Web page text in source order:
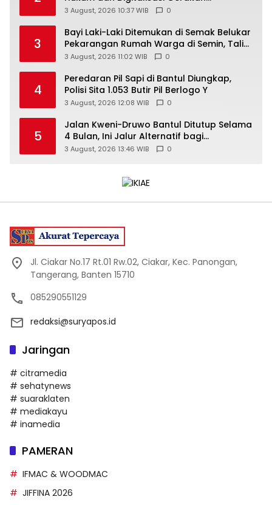
Meningkatkan Kualitas PMII DIY
3 August, 2026 10:37 WIB 0
3
Bayi Laki-Laki Ditemukan di Semak Belukar
Pekarangan Rumah Warga di Semin, Tali
Pusar Masih Menempel
3 August, 2026 11:02 WIB 0
4
Peredaran Pil Sapi di Bantul Diungkap,
Polisi Sita 1.053 Butir Pil Berlogo Y
3 August, 2026 12:08 WIB 0
5
Jalan Kweni-Druwo Bantul Ditutup Selama
4 Bulan, Ini Jalur Alternatif bagi
Pengendara
3 August, 2026 13:46 WIB 0
Jl. Ciakar No.17 Rt.01 Rw.02, Ciakar, Kec. Panongan,
Tangerang, Banten 15710
085290551129
redaksi@suryapos.id
Jaringan
# citramedia
# sehatynews
# suaraklaten
# mediakayu
# inamedia
PAMERAN
IFMAC & WOODMAC
JIFFINA 2026